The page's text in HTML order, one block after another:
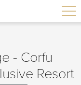
- Corfu
Resort